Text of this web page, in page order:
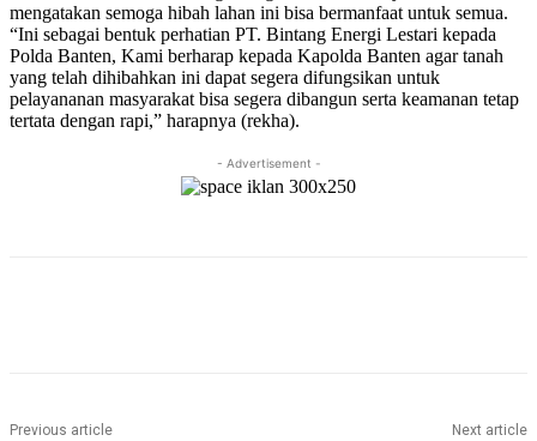
mengatakan semoga hibah lahan ini bisa bermanfaat untuk semua.
“Ini sebagai bentuk perhatian PT. Bintang Energi Lestari kepada
Polda Banten, Kami berharap kepada Kapolda Banten agar tanah
yang telah dihibahkan ini dapat segera difungsikan untuk
pelayananan masyarakat bisa segera dibangun serta keamanan tetap
tertata dengan rapi,” harapnya (rekha).
- Advertisement -
Previous article Next article